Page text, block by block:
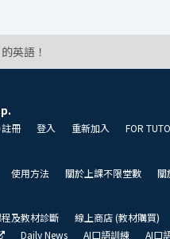
英語！
冊 登入 重新加入 FOR
使用方法 關於上課不限堂數 關
及教材診斷 線上商店 (教材購買)
Daily News AI口語訓練 AI口